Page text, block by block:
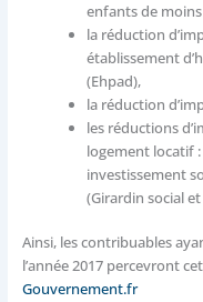
enfants de moins
la réduction
établissement
(Ehpad),
la réduction
les réductions
logement locatif
investissement
(Girardin social
​Ainsi, les contribuables
l’année 2017 percevront
Gouvernement.fr